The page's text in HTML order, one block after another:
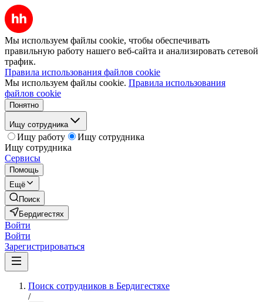
Мы используем файлы cookie, чтобы обеспечивать
правильную работу нашего веб-сайта и анализировать сетевой
трафик.
Правила использования файлов cookie
Мы используем файлы cookie. Правила использования
файлов cookie
Понятно
Ищу сотрудника
Ищу работу
Ищу сотрудника
Ищу сотрудника
Сервисы
Помощь
Ещё
Поиск
Бердигестях
Войти
Войти
Зарегистрироваться
Поиск сотрудников в Бердигестяхе
/